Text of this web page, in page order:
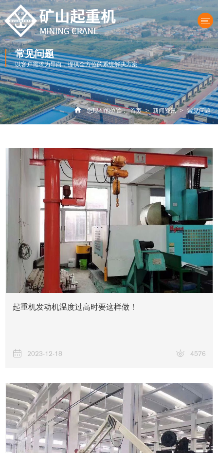
产品中心
常见问题
以客户需求为导向，提供全方位的系统解决方案
您现在的位置： 首页 > 新闻资讯 > 常见问题
起重机发动机温度过高时要这样做！
2023-12-18 4576